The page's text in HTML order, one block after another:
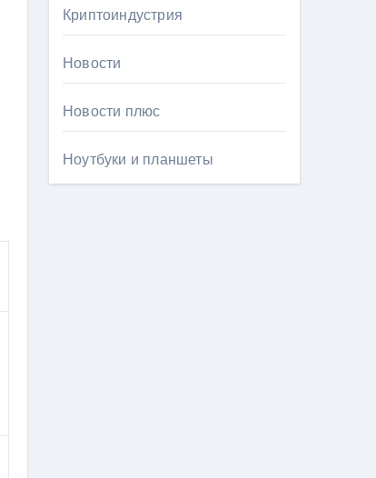
Криптоиндустрия
Новости
Новости плюс
Ноутбуки и планшеты